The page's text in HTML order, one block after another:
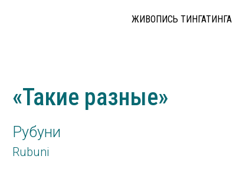
ЖИВОПИСЬ ТИНГАТИНГА
«Такие разные»
Рубуни
Rubuni